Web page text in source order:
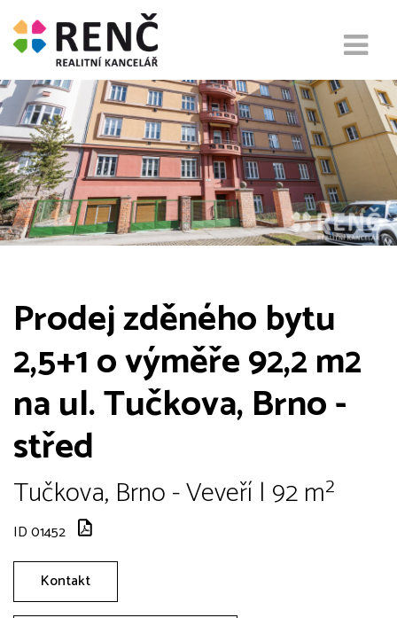
Prodej zděného bytu
2,5+1 o výměře 92,2 m2
na ul. Tučkova, Brno -
střed
Tučkova, Brno - Veveří | 92 m²
ID 01452
Kontakt